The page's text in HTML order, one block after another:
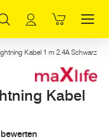
Kabel 1 m 2.4A Schwarz
Kabel